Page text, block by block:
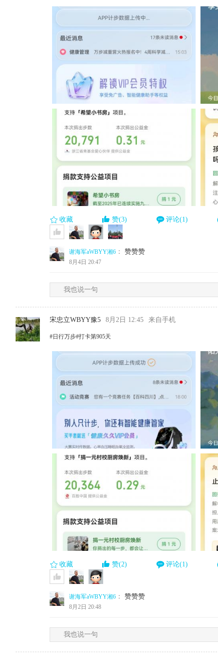
收藏 赞(3) 评论(1)
谢海军aWBYY湘6 ： 赞赞赞
8月4日 20:47
我也说一句
宋忠立WBYY豫5 8月2日 12:45 来自手机
#日行万步#打卡第905天
收藏 赞(2) 评论(1)
谢海军aWBYY湘6 ： 赞赞赞
8月2日 20:48
我也说一句